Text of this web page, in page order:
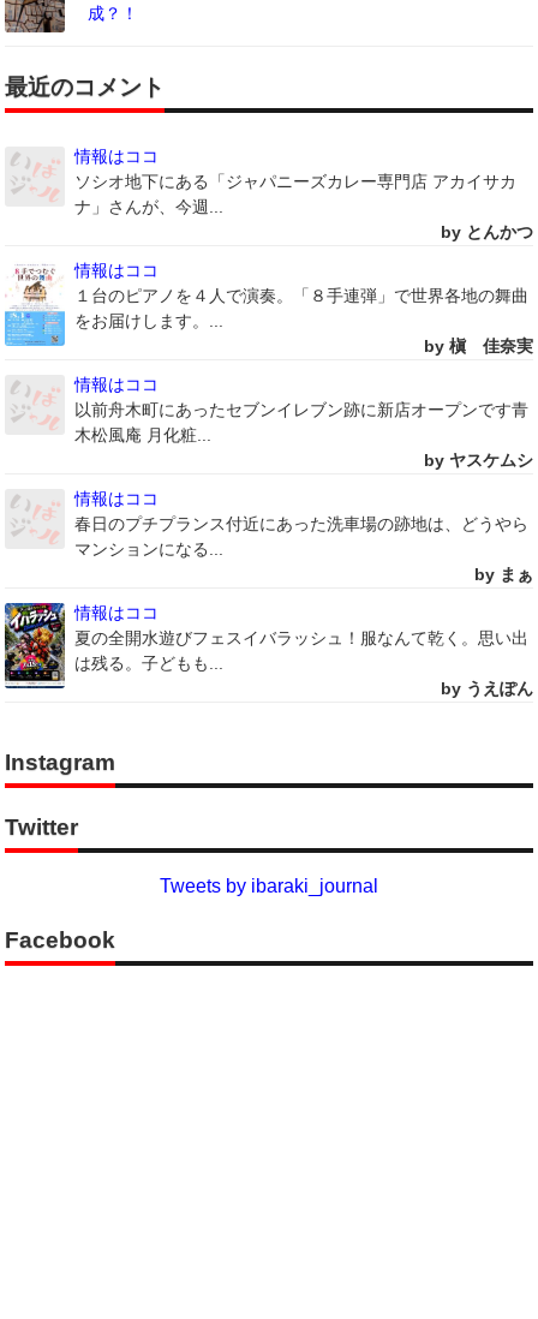
成？！
最近のコメント
情報はココ
ソシオ地下にある「ジャパニーズカレー専門店 アカイサカ
ナ」さんが、今週...
by とんかつ
情報はココ
１台のピアノを４人で演奏。「８手連弾」で世界各地の舞曲
をお届けします。...
by 槇 佳奈実
情報はココ
以前舟木町にあったセブンイレブン跡に新店オープンです青
木松風庵 月化粧...
by ヤスケムシ
情報はココ
春日のプチプランス付近にあった洗車場の跡地は、どうやら
マンションになる...
by まぁ
情報はココ
夏の全開水遊びフェスイバラッシュ！服なんて乾く。思い出
は残る。子どもも...
by うえぽん
Instagram
Twitter
Tweets by ibaraki_journal
Facebook